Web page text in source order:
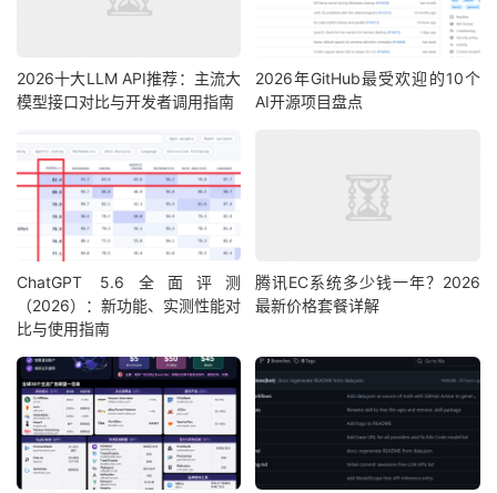
2026十大LLM API推荐：主流大
模型接口对比与开发者调用指南
2026年GitHub最受欢迎的10个
AI开源项目盘点
ChatGPT 5.6全面评测
（2026）：新功能、实测性能对
比与使用指南
腾讯EC系统多少钱一年？2026
最新价格套餐详解